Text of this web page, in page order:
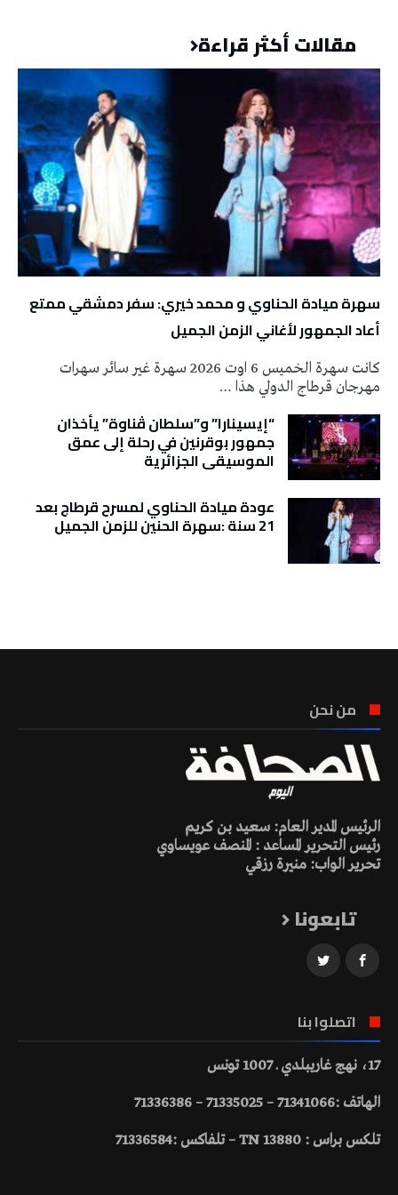
مقالات أكثر قراءة
سهرة ميادة الحناوي و محمد خيري: سفر دمشقي ممتع
أعاد الجمهور لأغاني الزمن الجميل
كانت سهرة الخميس 6 اوت 2026 سهرة غير سائر سهرات
مهرجان قرطاج الدولي هذا …
“إيسينارا” و”سلطان ڤناوة” يأخذان
جمهور بوقرنين في رحلة إلى عمق
الموسيقى الجزائرية
عودة ميادة الحناوي لمسرح قرطاج بعد
21 سنة :سهرة الحنين للزمن الجميل
من نحن
الرئيس المدير العام: سعيد بن كريم
رئيس التحرير المساعد : المنصف عويساوي
تحرير الواب: منيرة رزقي
تابعونا
اتصلوا بنا
17، نهج غاريبلدي ـ 1007 تونس
الهاتف :71341066 – 71335025 – 71336386
تلكس براس : 13880 TN – تلفاكس :71336584